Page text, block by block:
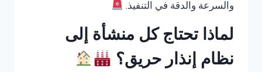
والسرعة والدقة في التنفيذ.
لماذا تحتاج كل منشأة إلى
نظام إنذار حريق؟